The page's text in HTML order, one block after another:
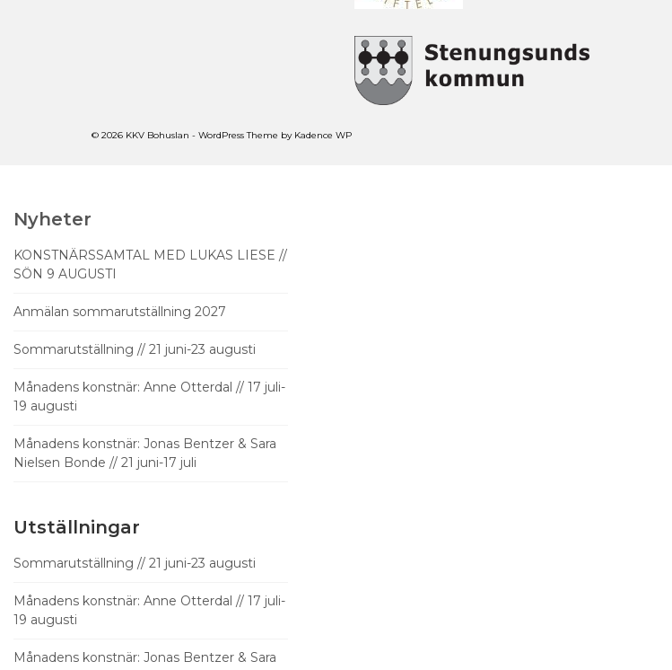
© 2026 KKV Bohuslan - WordPress Theme by Kadence WP
Nyheter
KONSTNÄRSSAMTAL MED LUKAS LIESE //
SÖN 9 AUGUSTI
Anmälan sommarutställning 2027
Sommarutställning // 21 juni-23 augusti
Månadens konstnär: Anne Otterdal // 17 juli-
19 augusti
Månadens konstnär: Jonas Bentzer & Sara
Nielsen Bonde // 21 juni-17 juli
Utställningar
Sommarutställning // 21 juni-23 augusti
Månadens konstnär: Anne Otterdal // 17 juli-
19 augusti
Månadens konstnär: Jonas Bentzer & Sara